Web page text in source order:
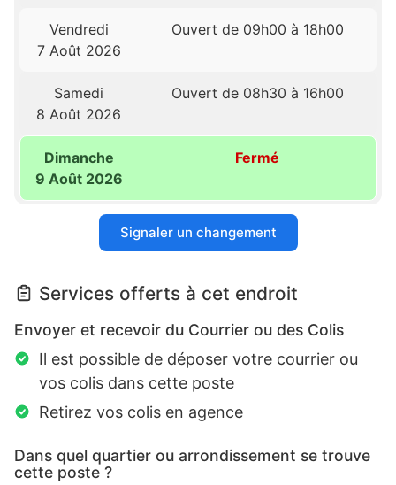
Vendredi
7 Août 2026
Ouvert de 09h00 à 18h00
Samedi
8 Août 2026
Ouvert de 08h30 à 16h00
Dimanche
9 Août 2026
Fermé
Signaler un changement
Services offerts à cet endroit
Envoyer et recevoir du Courrier ou des Colis
Il est possible de déposer votre courrier ou
vos colis dans cette poste
Retirez vos colis en agence
Dans quel quartier ou arrondissement se trouve
cette poste ?